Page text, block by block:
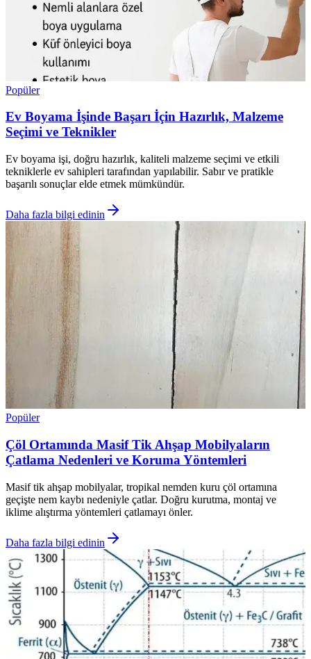
Popüler
Ev Boyama İşinde Başarı İçin Hazırlık, Malzeme
Seçimi ve Teknikler
Ev boyama işi, doğru hazırlık, kaliteli malzeme seçimi ve etkili
tekniklerle ev sahipleri tarafından yapılabilir. Sabır ve pratikle
başarılı sonuçlar elde etmek mümkündür.
Daha fazla bilgi edinin
Popüler
Çöl Ortamında Masif Tik Ahşap Mobilyaların
Çatlama Nedenleri ve Koruma Yöntemleri
Masif tik ahşap mobilyalar, tropikal nemden kuru çöl ortamına
geçişte nem kaybı nedeniyle çatlar. Doğru kurutma, montaj ve
iklime alıştırma yöntemleri çatlamayı önler.
Daha fazla bilgi edinin